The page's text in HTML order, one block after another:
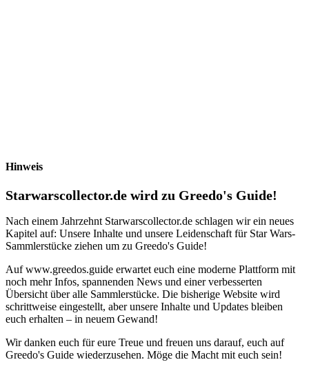
Hinweis
Starwarscollector.de wird zu Greedo's Guide!
Nach einem Jahrzehnt Starwarscollector.de schlagen wir ein neues
Kapitel auf: Unsere Inhalte und unsere Leidenschaft für Star Wars-
Sammlerstücke ziehen um zu Greedo's Guide!
Auf www.greedos.guide erwartet euch eine moderne Plattform mit
noch mehr Infos, spannenden News und einer verbesserten
Übersicht über alle Sammlerstücke. Die bisherige Website wird
schrittweise eingestellt, aber unsere Inhalte und Updates bleiben
euch erhalten – in neuem Gewand!
Wir danken euch für eure Treue und freuen uns darauf, euch auf
Greedo's Guide wiederzusehen. Möge die Macht mit euch sein!